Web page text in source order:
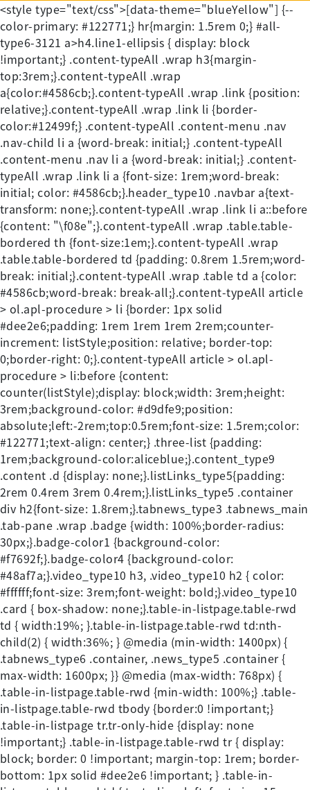
<style type="text/css">[data-theme="blueYellow"] {--
color-primary: #122771;} hr{margin: 1.5rem 0;} #all-
type6-3121 a>h4.line1-ellipsis { display: block
!important;} .content-typeAll .wrap h3{margin-
top:3rem;}.content-typeAll .wrap
a{color:#4586cb;}.content-typeAll .wrap .link {position:
relative;}.content-typeAll .wrap .link li {border-
color:#12499f;} .content-typeAll .content-menu .nav
.nav-child li a {word-break: initial;} .content-typeAll
.content-menu .nav li a {word-break: initial;} .content-
typeAll .wrap .link li a {font-size: 1rem;word-break:
initial; color: #4586cb;}.header_type10 .navbar a{text-
transform: none;}.content-typeAll .wrap .link li a::before
{content: "\f08e";}.content-typeAll .wrap .table.table-
bordered th {font-size:1em;}.content-typeAll .wrap
.table.table-bordered td {padding: 0.8rem 1.5rem;word-
break: initial;}.content-typeAll .wrap .table td a {color:
#4586cb;word-break: break-all;}.content-typeAll article
> ol.apl-procedure > li {border: 1px solid
#dee2e6;padding: 1rem 1rem 1rem 2rem;counter-
increment: listStyle;position: relative; border-top:
0;border-right: 0;}.content-typeAll article > ol.apl-
procedure > li:before {content:
counter(listStyle);display: block;width: 3rem;height:
3rem;background-color: #d9dfe9;position:
absolute;left:-2rem;top:0.5rem;font-size: 1.5rem;color:
#122771;text-align: center;} .three-list {padding:
1rem;background-color:aliceblue;}.content_type9
.content .d {display: none;}.listLinks_type5{padding:
2rem 0.4rem 3rem 0.4rem;}.listLinks_type5 .container
div h2{font-size: 1.8rem;}.tabnews_type3 .tabnews_main
.tab-pane .wrap .badge {width: 100%;border-radius:
30px;}.badge-color1 {background-color:
#f7692f;}.badge-color4 {background-color:
#48af7a;}.video_type10 h3, .video_type10 h2 { color:
#ffffff;font-size: 3rem;font-weight: bold;}.video_type10
.card { box-shadow: none;}.table-in-listpage.table-rwd
td { width:19%; }.table-in-listpage.table-rwd td:nth-
child(2) { width:36%; } @media (min-width: 1400px) {
.tabnews_type6 .container, .news_type5 .container {
max-width: 1600px; }} @media (max-width: 768px) {
.table-in-listpage.table-rwd {min-width: 100%;} .table-
in-listpage.table-rwd tbody {border:0 !important;}
.table-in-listpage tr.tr-only-hide {display: none
!important;} .table-in-listpage.table-rwd tr { display:
block; border: 0 !important; margin-top: 1rem; border-
bottom: 1px solid #dee2e6 !important; } .table-in-